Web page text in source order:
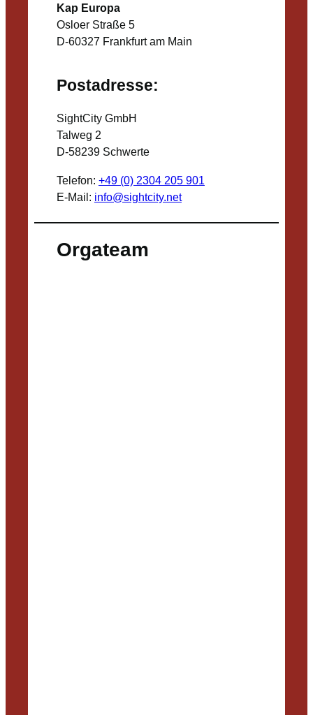
Kap Europa
Osloer Straße 5
D-60327 Frankfurt am Main
Postadresse:
SightCity GmbH
Talweg 2
D-58239 Schwerte
Telefon: +49 (0) 2304 205 901
E-Mail: info@sightcity.net
Orgateam